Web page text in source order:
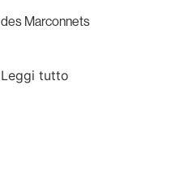
des Marconnets
Leggi tutto